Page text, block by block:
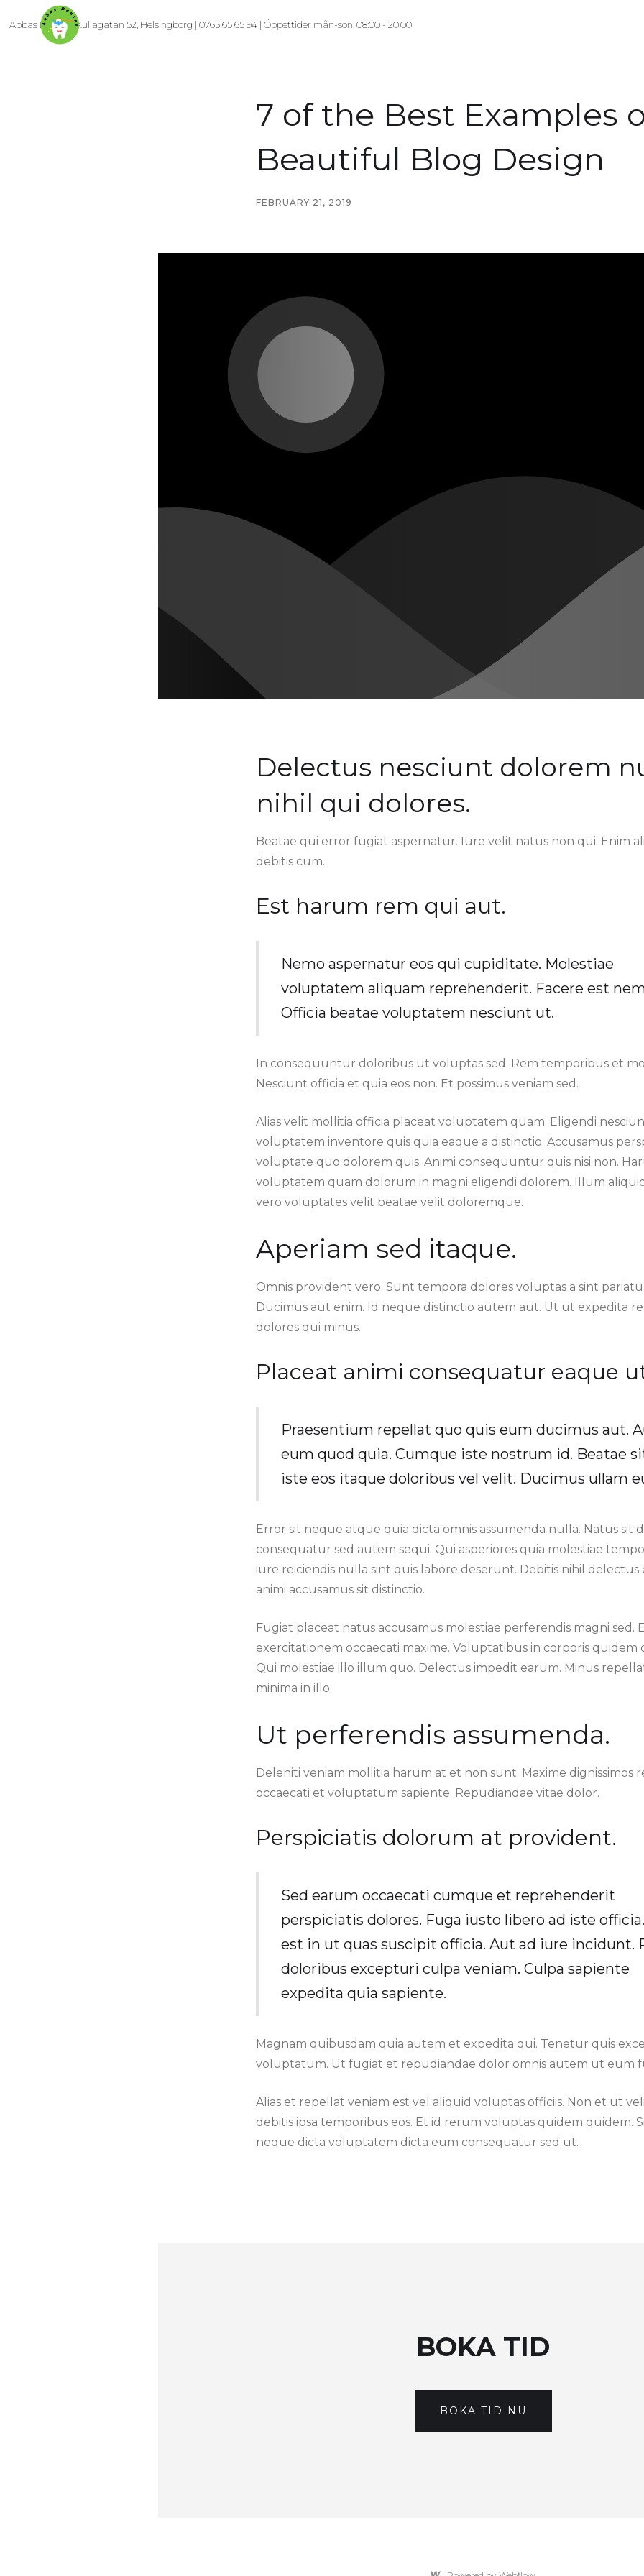
Abbas Dental | Kullagatan 52, Helsingborg | 0765 65 65 94 | Öppettider mån-sön: 08:00 - 20:00
7 of the Best Examples
Beautiful Blog Design
FEBRUARY 21, 2019
Delectus nesciunt dolorem
nihil qui dolores.
Beatae qui error fugiat aspernatur. Iure velit natus non qui. Enim
debitis cum.
Est harum rem qui aut.
Nemo aspernatur eos qui cupiditate. Molestiae
voluptatem aliquam reprehenderit. Facere est
Officia beatae voluptatem nesciunt ut.
In consequuntur doloribus ut voluptas sed. Rem temporibus et
Nesciunt officia et quia eos non. Et possimus veniam sed.
Alias velit mollitia officia placeat voluptatem quam. Eligendi
voluptatem inventore quis quia eaque a distinctio. Accusamus
voluptate quo dolorem quis. Animi consequuntur quis nisi non.
voluptatem quam dolorum in magni eligendi dolorem. Illum
vero voluptates velit beatae velit doloremque.
Aperiam sed itaque.
Omnis provident vero. Sunt tempora dolores voluptas a sint
Ducimus aut enim. Id neque distinctio autem aut. Ut ut expedita
dolores qui minus.
Placeat animi consequatur eaque
Praesentium repellat quo quis eum ducimus aut.
eum quod quia. Cumque iste nostrum id. Beatae
iste eos itaque doloribus vel velit. Ducimus ullam
Error sit neque atque quia dicta omnis assumenda nulla. Natus sit
consequatur sed autem sequi. Qui asperiores quia molestiae
iure reiciendis nulla sint quis labore deserunt. Debitis nihil delectus
animi accusamus sit distinctio.
Fugiat placeat natus accusamus molestiae perferendis magni sed.
exercitationem occaecati maxime. Voluptatibus in corporis quidem
Qui molestiae illo illum quo. Delectus impedit earum. Minus
minima in illo.
Ut perferendis assumenda.
Deleniti veniam mollitia harum at et non sunt. Maxime dignissimos
occaecati et voluptatum sapiente. Repudiandae vitae dolor.
Perspiciatis dolorum at provident.
Sed earum occaecati cumque et reprehenderit
perspiciatis dolores. Fuga iusto libero ad iste
est in ut quas suscipit officia. Aut ad iure incidunt.
doloribus excepturi culpa veniam. Culpa sapiente
expedita quia sapiente.
Magnam quibusdam quia autem et expedita qui. Tenetur quis
voluptatum. Ut fugiat et repudiandae dolor omnis autem ut eum
Alias et repellat veniam est vel aliquid voluptas officiis. Non et ut
debitis ipsa temporibus eos. Et id rerum voluptas quidem quidem.
neque dicta voluptatem dicta eum consequatur sed ut.
BOKA TID
BOKA TID NU